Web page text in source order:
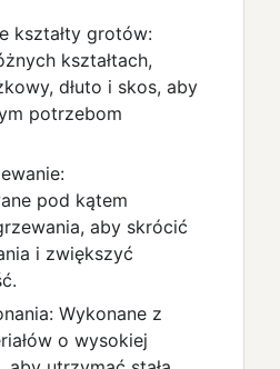
kształty grotów:
kształtach,
dłuto i skos, aby
potrzebom
pod kątem
aby skrócić
i zwiększyć
Wykonane z
o wysokiej